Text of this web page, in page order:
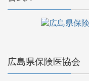
広島県保険医協会